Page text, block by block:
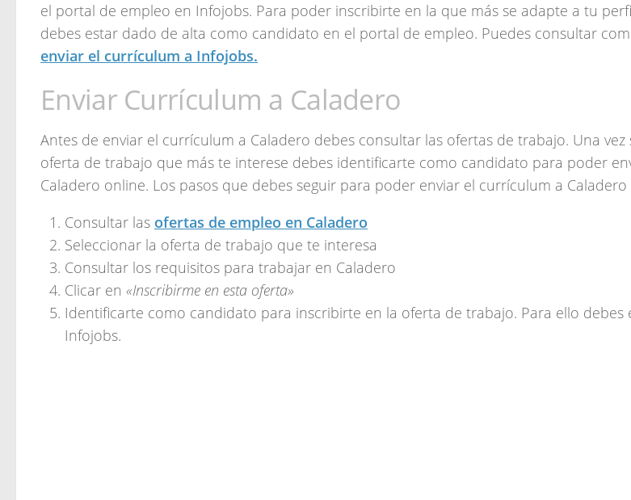
el portal de empleo en Infojobs. Para poder inscribirte en la que más se adapte a tu
debes estar dado de alta como candidato en el portal de empleo. Puedes consultar
enviar el currículum a Infojobs.
Enviar Currículum a Caladero
Antes de enviar el currículum a Caladero debes consultar las ofertas de trabajo. Una vez
oferta de trabajo que más te interese debes identificarte como candidato para poder
Caladero online. Los pasos que debes seguir para poder enviar el currículum a Caladero
Consultar las ofertas de empleo en Caladero
Seleccionar la oferta de trabajo que te interesa
Consultar los requisitos para trabajar en Caladero
Clicar en «Inscribirme en esta oferta»
Identificarte como candidato para inscribirte en la oferta de trabajo. Para ello debes
Infojobs.